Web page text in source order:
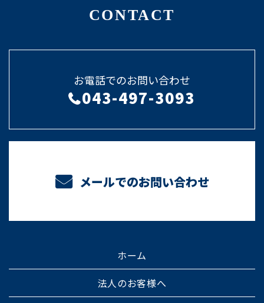
CONTACT
お電話でのお問い合わせ
043-497-3093
メールでのお問い合わせ
ホーム
法人のお客様へ